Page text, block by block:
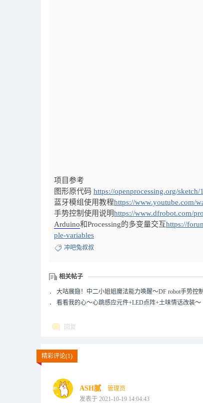
项目参考
图形原代码 https://openprocessing.org/sketch/
蓝牙模组使用教程https://www.youtube.com/
手势控制使用说明https://www.dfrobot.com/
Arduino和Processing的多变量交互https://
ple-variables
冲吧兔叔叔
相关帖子
． 大咕展翅！中二小姐姐魔法能力唤醒～DF robot手势控
． 看看我的心～心跳感应元件+LED点阵+土味情话改装～
回复
精彩评论(1)
ASH腻
管理员
发表于 2021-10-19 14:04:43